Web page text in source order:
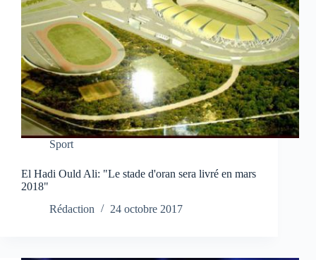
Sport
El Hadi Ould Ali: "Le stade d'oran sera livré en mars
2018"
Rédaction
24 octobre 2017